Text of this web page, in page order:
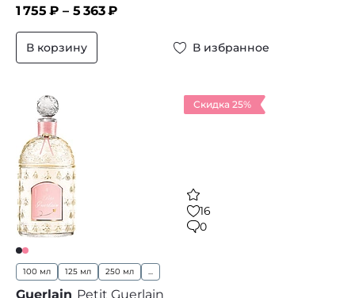
1 755 ₽ – 5 363₽
В корзину В избранное
Скидка 25%
16
0
100 мл 125 мл 250 мл ...
Guerlain Petit Guerlain